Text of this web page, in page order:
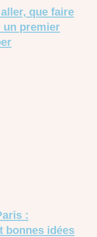
que faire
un premier
:
bonnes idées